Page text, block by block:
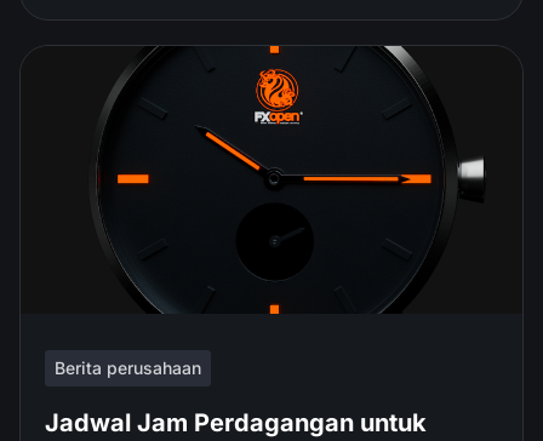
Berita perusahaan
Jadwal Jam Perdagangan untuk